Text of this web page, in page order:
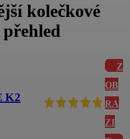
kolečkové
K2
Z
OB
RA
ZI